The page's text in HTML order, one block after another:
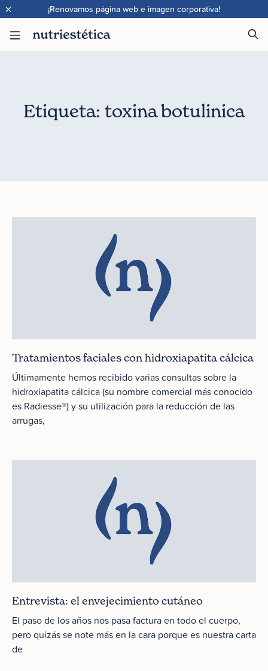
¡Renovamos página web e imagen corporativa!
×
Etiqueta: toxina botulinica
Tratamientos faciales con hidroxiapatita cálcica
Últimamente hemos recibido varias consultas sobre la
hidroxiapatita cálcica (su nombre comercial más conocido
es Radiesse®) y su utilización para la reducción de las
arrugas,
Entrevista: el envejecimiento cutáneo
El paso de los años nos pasa factura en todo el cuerpo,
pero quizás se note más en la cara porque es nuestra carta
de